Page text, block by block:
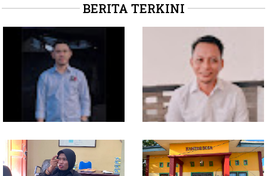
BERITA TERKINI
Soal Intervensi Politik,
Dituding Jadikan